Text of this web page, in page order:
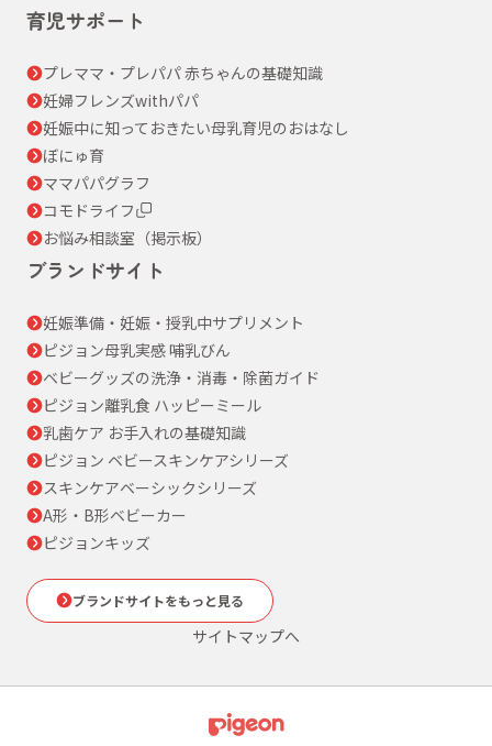
育児サポート
プレママ・プレパパ 赤ちゃんの基礎知識
妊婦フレンズwithパパ
妊娠中に知っておきたい母乳育児のおはなし
ぼにゅ育
ママパパグラフ
コモドライフ
お悩み相談室（掲示板）
ブランドサイト
妊娠準備・妊娠・授乳中サプリメント
ピジョン母乳実感 哺乳びん
ベビーグッズの洗浄・消毒・除菌ガイド
ピジョン離乳食 ハッピーミール
乳歯ケア お手入れの基礎知識
ピジョン ベビースキンケアシリーズ
スキンケアベーシックシリーズ
A形・B形ベビーカー
ピジョンキッズ
ブランドサイトをもっと見る
サイトマップへ